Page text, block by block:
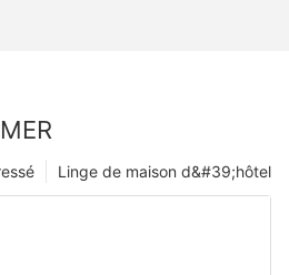
Linge de maison d&#39;hôtel